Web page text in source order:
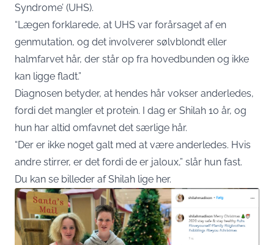
Syndrome’ (UHS).
“Lægen forklarede, at UHS var forårsaget af en
genmutation, og det involverer sølvblondt eller
halmfarvet hår, der står op fra hovedbunden og ikke
kan ligge fladt.”
Diagnosen betyder, at hendes hår vokser anderledes,
fordi det mangler et protein. I dag er Shilah 10 år, og
hun har altid omfavnet det særlige hår.
“Der er ikke noget galt med at være anderledes. Hvis
andre stirrer, er det fordi de er jaloux,” slår hun fast.
Du kan se billeder af Shilah lige her.